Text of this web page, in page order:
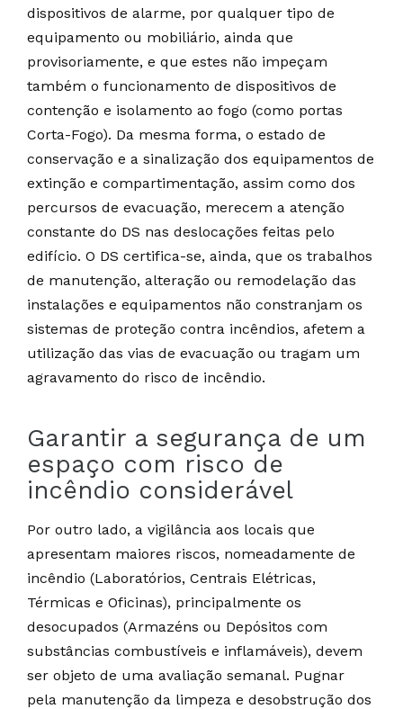
dispositivos de alarme, por qualquer tipo de
equipamento ou mobiliário, ainda que
provisoriamente, e que estes não impeçam
também o funcionamento de dispositivos de
contenção e isolamento ao fogo (como portas
Corta-Fogo). Da mesma forma, o estado de
conservação e a sinalização dos equipamentos de
extinção e compartimentação, assim como dos
percursos de evacuação, merecem a atenção
constante do DS nas deslocações feitas pelo
edifício. O DS certifica-se, ainda, que os trabalhos
de manutenção, alteração ou remodelação das
instalações e equipamentos não constranjam os
sistemas de proteção contra incêndios, afetem a
utilização das vias de evacuação ou tragam um
agravamento do risco de incêndio.
Garantir a segurança de um
espaço com risco de
incêndio considerável
Por outro lado, a vigilância aos locais que
apresentam maiores riscos, nomeadamente de
incêndio (Laboratórios, Centrais Elétricas,
Térmicas e Oficinas), principalmente os
desocupados (Armazéns ou Depósitos com
substâncias combustíveis e inflamáveis), devem
ser objeto de uma avaliação semanal. Pugnar
pela manutenção da limpeza e desobstrução dos